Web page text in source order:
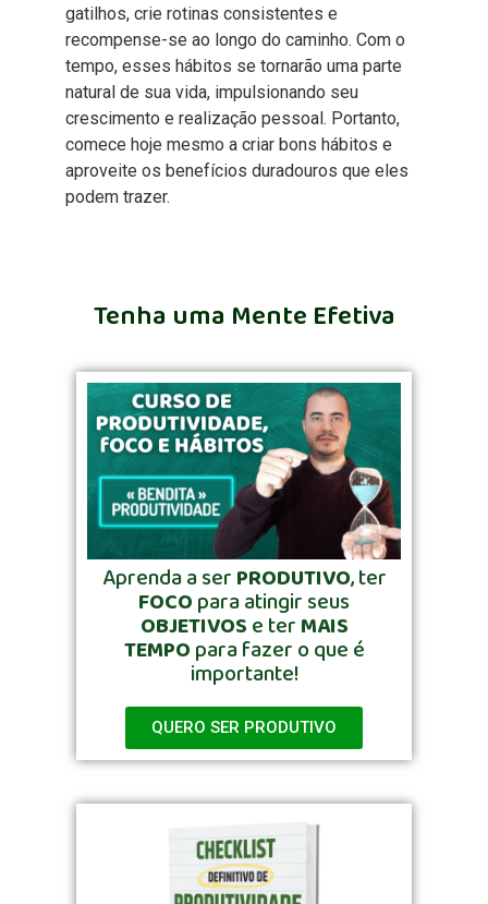
gatilhos, crie rotinas consistentes e
recompense-se ao longo do caminho. Com o
tempo, esses hábitos se tornarão uma parte
natural de sua vida, impulsionando seu
crescimento e realização pessoal. Portanto,
comece hoje mesmo a criar bons hábitos e
aproveite os benefícios duradouros que eles
podem trazer.
Tenha uma Mente Efetiva
Aprenda a ser PRODUTIVO, ter
FOCO para atingir seus
OBJETIVOS e ter MAIS
TEMPO para fazer o que é
importante!
QUERO SER PRODUTIVO